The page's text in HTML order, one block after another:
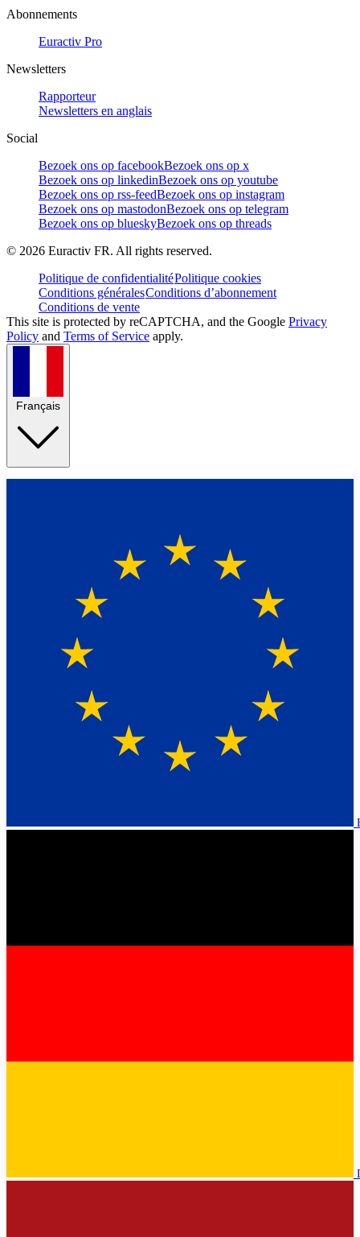
Abonnements
Euractiv Pro
Newsletters
Rapporteur
Newsletters en anglais
Social
Bezoek ons op facebookBezoek ons op x
Bezoek ons op linkedinBezoek ons op youtube
Bezoek ons op rss-feedBezoek ons op instagram
Bezoek ons op mastodonBezoek ons op telegram
Bezoek ons op blueskyBezoek ons op threads
© 2026 Euractiv FR. All rights reserved.
Politique de confidentialitéPolitique cookies
Conditions généralesConditions d’abonnement
Conditions de vente
This site is protected by reCAPTCHA, and the Google Privacy
Policy and Terms of Service apply.
Français